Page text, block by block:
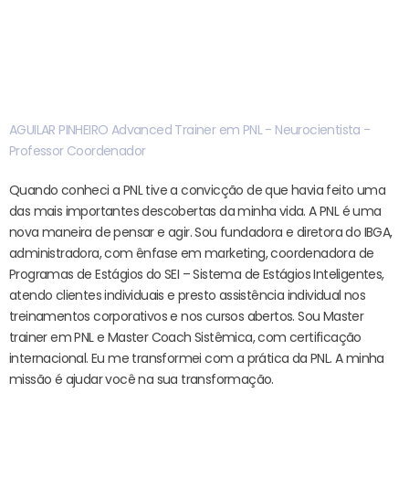
AGUILAR PINHEIRO Advanced Trainer em PNL - Neurocientista -
Professor Coordenador
Quando conheci a PNL tive a convicção de que havia feito uma
das mais importantes descobertas da minha vida. A PNL é uma
nova maneira de pensar e agir. Sou fundadora e diretora do IBGA,
administradora, com ênfase em marketing, coordenadora de
Programas de Estágios do SEI – Sistema de Estágios Inteligentes,
atendo clientes individuais e presto assistência individual nos
treinamentos corporativos e nos cursos abertos. Sou Master
trainer em PNL e Master Coach Sistêmica, com certificação
internacional. Eu me transformei com a prática da PNL. A minha
missão é ajudar você na sua transformação.